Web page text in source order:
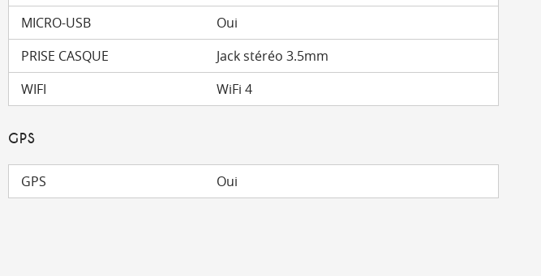
MICRO-USB
Oui
PRISE CASQUE
Jack stéréo 3.5mm
WIFI
WiFi 4
GPS
GPS Oui